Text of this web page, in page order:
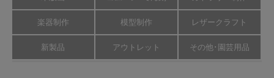
楽器制作 模型制作 レザークラフト
新製品 アウトレット その他･園芸用品